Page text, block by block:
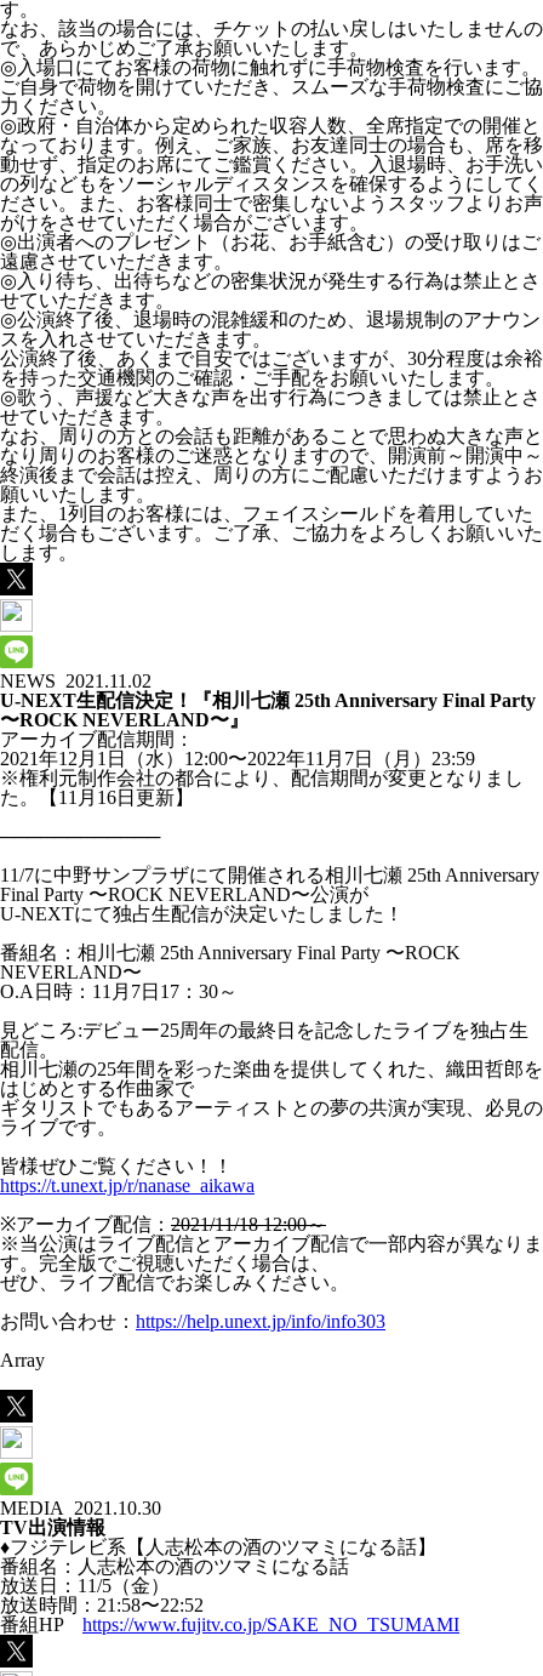
す。
なお、該当の場合には、チケットの払い戻しはいたしませんの
で、あらかじめご了承お願いいたします。
◎入場口にてお客様の荷物に触れずに手荷物検査を行います。
ご自身で荷物を開けていただき、スムーズな手荷物検査にご協
力ください。
◎政府・自治体から定められた収容人数、全席指定での開催と
なっております。例え、ご家族、お友達同士の場合も、席を移
動せず、指定のお席にてご鑑賞ください。入退場時、お手洗い
の列などもをソーシャルディスタンスを確保するようにしてく
ださい。また、お客様同士で密集しないようスタッフよりお声
がけをさせていただく場合がございます。
◎出演者へのプレゼント（お花、お手紙含む）の受け取りはご
遠慮させていただきます。
◎入り待ち、出待ちなどの密集状況が発生する行為は禁止とさ
せていただきます。
◎公演終了後、退場時の混雑緩和のため、退場規制のアナウン
スを入れさせていただきます。
公演終了後、あくまで目安ではございますが、30分程度は余裕
を持った交通機関のご確認・ご手配をお願いいたします。
◎歌う、声援など大きな声を出す行為につきましては禁止とさ
せていただきます。
なお、周りの方との会話も距離があることで思わぬ大きな声と
なり周りのお客様のご迷惑となりますので、開演前～開演中～
終演後まで会話は控え、周りの方にご配慮いただけますようお
願いいたします。
また、1列目のお客様には、フェイスシールドを着用していた
だく場合もございます。ご了承、ご協力をよろしくお願いいた
します。
NEWS 2021.11.02
U-NEXT生配信決定！『相川七瀬 25th Anniversary Final Party
〜ROCK NEVERLAND〜』
アーカイブ配信期間：
2021年12月1日（水）12:00〜2022年11月7日（月）23:59
※権利元制作会社の都合により、配信期間が変更となりまし
た。【11月16日更新】
────────────
11/7に中野サンプラザにて開催される相川七瀬 25th Anniversary
Final Party 〜ROCK NEVERLAND〜公演が
U-NEXTにて独占生配信が決定いたしました！
番組名：相川七瀬 25th Anniversary Final Party 〜ROCK
NEVERLAND〜
O.A日時：11月7日17：30～
見どころ:デビュー25周年の最終日を記念したライブを独占生
配信。
相川七瀬の25年間を彩った楽曲を提供してくれた、織田哲郎を
はじめとする作曲家で
ギタリストでもあるアーティストとの夢の共演が実現、必見の
ライブです。
皆様ぜひご覧ください！！
https://t.unext.jp/r/nanase_aikawa
※アーカイブ配信： 2021/11/18 12:00～
※当公演はライブ配信とアーカイブ配信で一部内容が異なりま
す。完全版でご視聴いただく場合は、
ぜひ、ライブ配信でお楽しみください。
お問い合わせ： https://help.unext.jp/info/info303
Array
MEDIA
2021.10.30
TV出演情報
♦フジテレビ系【人志松本の酒のツマミになる話】
番組名：人志松本の酒のツマミになる話
放送日：11/5（金）
放送時間：21:58〜22:52
番組HP https://www.fujitv.co.jp/SAKE_NO_TSUMAMI